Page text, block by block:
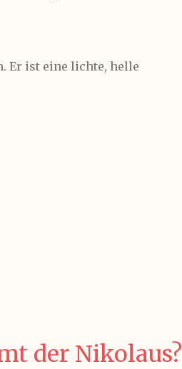
Er ist eine lichte, helle
der Nikolaus?